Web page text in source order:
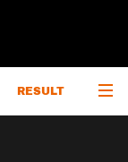
RESULT